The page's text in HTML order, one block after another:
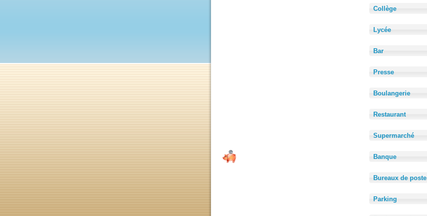
Collège
Lycée
Bar
Presse
Boulangerie
Restaurant
Supermarché
Banque
Bureaux de poste
Parking